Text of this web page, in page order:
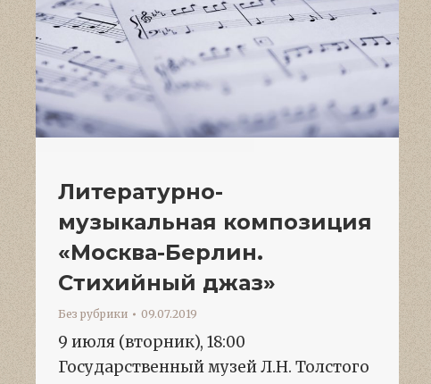
Литературно-
музыкальная композиция
«Москва-Берлин.
Стихийный джаз»
Без рубрики 09.07.2019
9 июля (вторник), 18:00
Государственный музей Л.Н. Толстого